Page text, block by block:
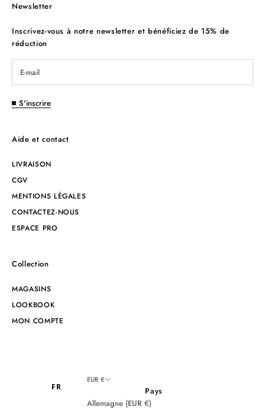
Newsletter
Inscrivez-vous à notre newsletter et bénéficiez de 15% de
réduction
S'inscrire
Aide et contact
LIVRAISON
CGV
MENTIONS LÉGALES
CONTACTEZ-NOUS
ESPACE PRO
Collection
MAGASINS
LOOKBOOK
MON COMPTE
FR
EUR €
Pays
Allemagne (EUR €)